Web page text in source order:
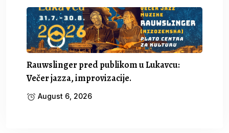
Rauwslinger pred publikom u Lukavcu:
Večer jazza, improvizacije.
August 6, 2026